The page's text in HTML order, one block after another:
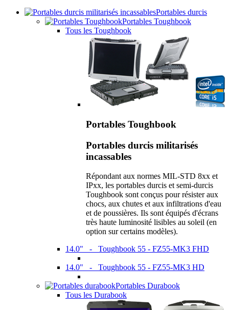
Portables durcis
Portables Toughbook
Tous les Toughbook
Portables Toughbook
Portables durcis militarisés
incassables
Répondant aux normes MIL-STD 8xx et
IPxx, les portables durcis et semi-durcis
Toughbook sont conçus pour résister aux
chocs, aux chutes et aux infiltrations d'eau
et de poussières. Ils sont équipés d'écrans
très haute luminosité lisibles au soleil (en
option sur certains modèles).
14.0" - Toughbook 55 - FZ55-MK3 FHD
14.0" - Toughbook 55 - FZ55-MK3 HD
Portables Durabook
Tous les Durabook